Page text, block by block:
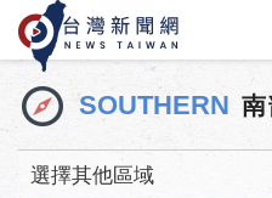
SOUTHERN
選擇其他區域